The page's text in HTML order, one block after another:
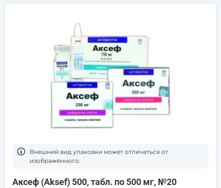
Bнешний вид упаковки может отличаться от
изображённого.
Аксеф (Aksef) 500, табл. по 500 мг, №20